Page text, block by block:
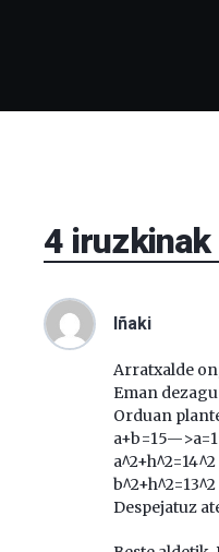
4 iruzkinak
Iñaki
Arratxalde
Eman
Orduan
b^2+h^2=13^2
Despejatuz